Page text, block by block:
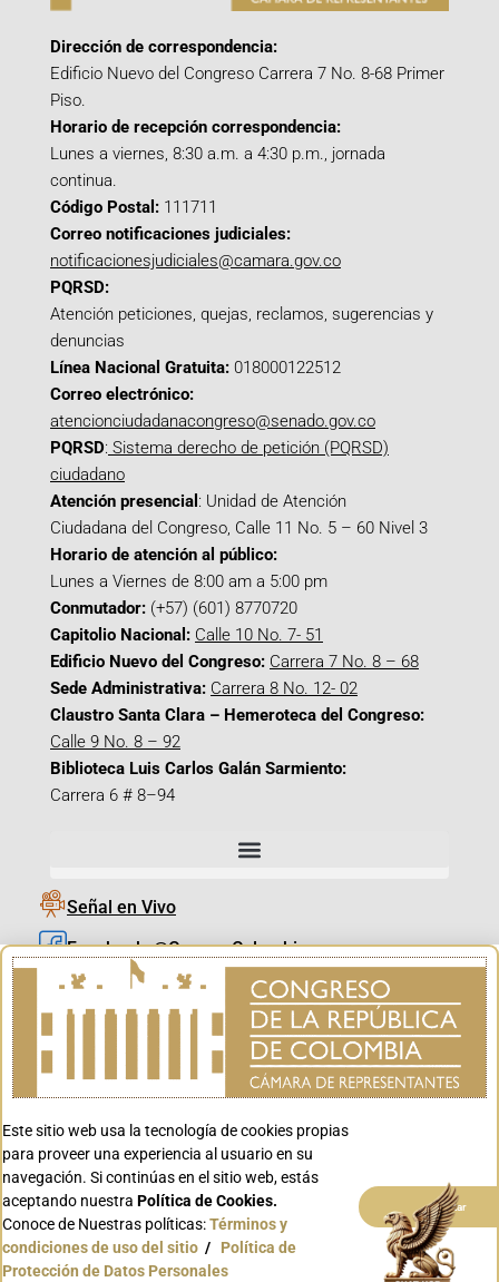
Dirección de correspondencia:
Edificio Nuevo del Congreso Carrera 7 No. 8-68 Primer
Piso.
Horario de recepción correspondencia:
Lunes a viernes, 8:30 a.m. a 4:30 p.m., jornada
continua.
Código Postal: 111711
Correo notificaciones judiciales:
notificacionesjudiciales@camara.gov.co
PQRSD:
Atención peticiones, quejas, reclamos, sugerencias y
denuncias
Línea Nacional Gratuita: 018000122512
Correo electrónico:
atencionciudadanacongreso@senado.gov.co
PQRSD: Sistema derecho de petición (PQRSD)
ciudadano
Atención presencial : Unidad de Atención
Ciudadana del Congreso, Calle 11 No. 5 – 60 Nivel 3
Horario de atención al público:
Lunes a Viernes de 8:00 am a 5:00 pm
Conmutador: (+57) (601) 8770720
Capitolio Nacional: Calle 10 No. 7- 51
Edificio Nuevo del Congreso: Carrera 7 No. 8 – 68
Sede Administrativa: Carrera 8 No. 12- 02
Claustro Santa Clara – Hemeroteca del Congreso:
Calle 9 No. 8 – 92
Biblioteca Luis Carlos Galán Sarmiento:
Carrera 6 # 8–94
Señal en Vivo
Facebook_@CamaraColombia
Instagram_@CamaraColombia
X_@CamaraColombia
Youtube_@CamaraColombia
Youtube_@CanalCongreso
Conoce GOV.CO
Este sitio web usa la tecnología de cookies propias
para proveer una experiencia al usuario en su
navegación. Si continúas en el sitio web, estás
aceptando nuestra Política de Cookies.
Conoce de Nuestras políticas:Términos y
condiciones de uso del sitio / Política de
Protección de Datos Personales
Aceptar